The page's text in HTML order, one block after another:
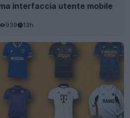
interfaccia utente mobile
939 13h